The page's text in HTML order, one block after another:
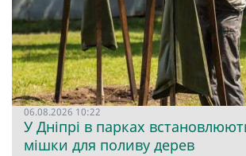
06.08.2026 10:22
У Дніпрі в парках
мішки для поливу дерев